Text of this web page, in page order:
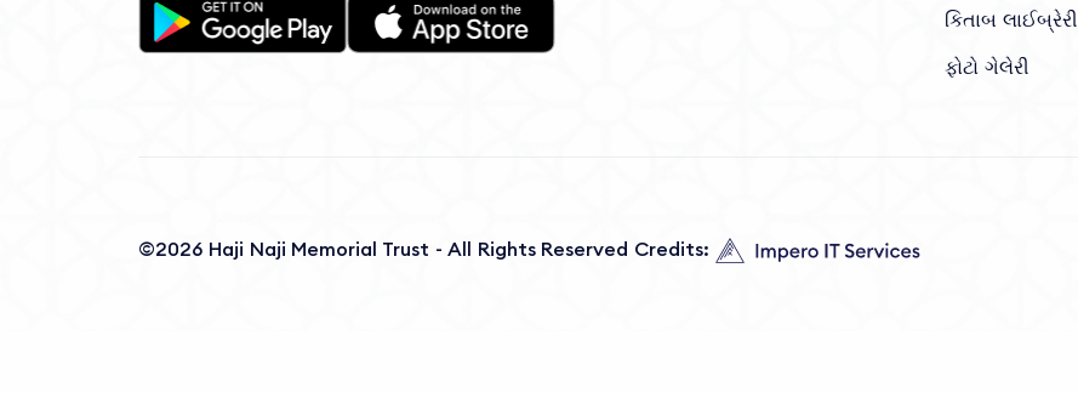
કિતાબ લાઈબ્રેરી
ફોટો ગેલેરી
©2026 Haji Naji Memorial Trust - All Rights Reserved Credits: